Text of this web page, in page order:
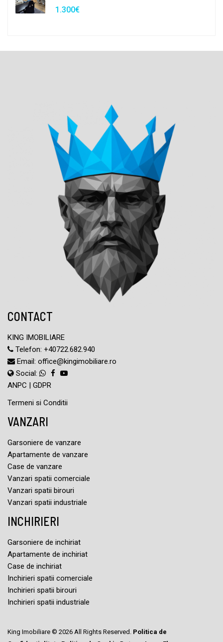
1.300€
CONTACT
KING IMOBILIARE
Telefon: +40722.682.940
Email: office@kingimobiliare.ro
Social:
ANPC | GDPR
Termeni si Conditii
VANZARI
Garsoniere de vanzare
Apartamente de vanzare
Case de vanzare
Vanzari spatii comerciale
Vanzari spatii birouri
Vanzari spatii industriale
INCHIRIERI
Garsoniere de inchiriat
Apartamente de inchiriat
Case de inchiriat
Inchirieri spatii comerciale
Inchirieri spatii birouri
Inchirieri spatii industriale
King Imobiliare © 2026 All Rights Reserved. Politica de